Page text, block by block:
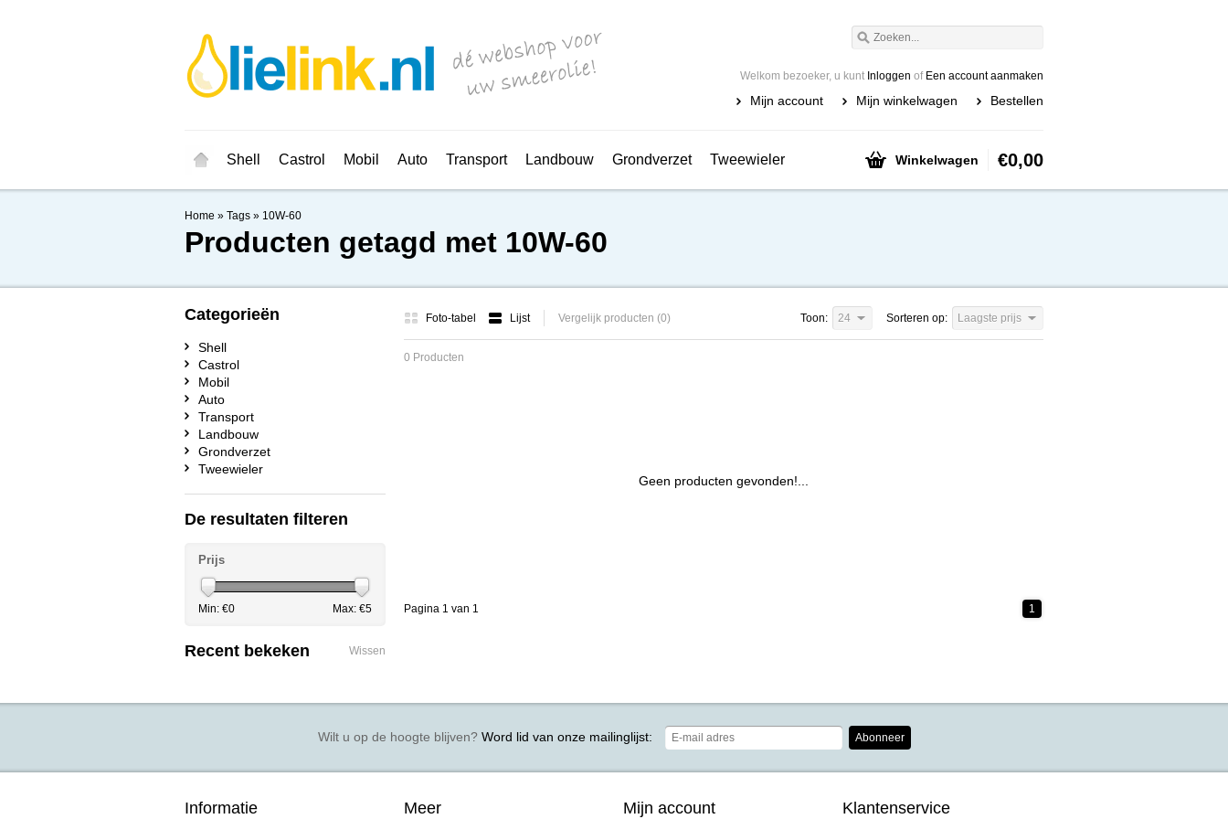
Welkom bezoeker, u kunt Inloggen of Een account aanmaken
Mijn account Mijn winkelwagen Bestellen
Shell Castrol Mobil Auto Transport Landbouw Grondverzet Tweewieler Winkelwagen €0,00
Home » Tags » 10W-60
Producten getagd met 10W-60
Foto-tabel Lijst Vergelijk producten (0) Sorteren op: Laagste prijs
Toon: 24
0 Producten
Geen producten gevonden!...
Pagina 1 van 1 1
Categorieën
Shell
Castrol
Mobil
Auto
Transport
Landbouw
Grondverzet
Tweewieler
De resultaten filteren
Prijs
Min: €0 Max: €5
Recent bekeken Wissen
Wilt u op de hoogte blijven?Word lid van onze mailinglijst: Abonneer
Informatie Meer Mijn account Klantenservice